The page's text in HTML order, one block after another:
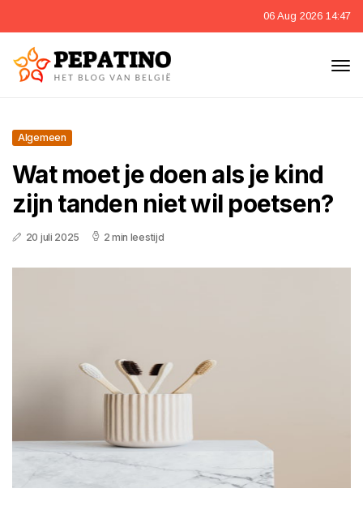
06 Aug 2026 14:47
Algemeen
Wat moet je doen als je kind
zijn tanden niet wil poetsen?
20 juli 2025 2 min leestijd